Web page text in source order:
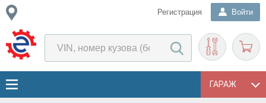
Регистрация Войти
ГАРАЖ